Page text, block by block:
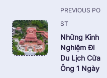
class="nav-
subtitle
screen-
reader-
text">Page</span>
PREVIOUS PO
ST
Những Kinh
Nghiệm Đi
Du Lịch Cửa
Ông 1 Ngày